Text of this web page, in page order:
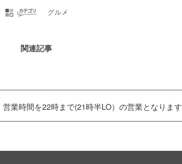
グルメ
関連記事
業時間を22時まで(21時半LO）の営業となります